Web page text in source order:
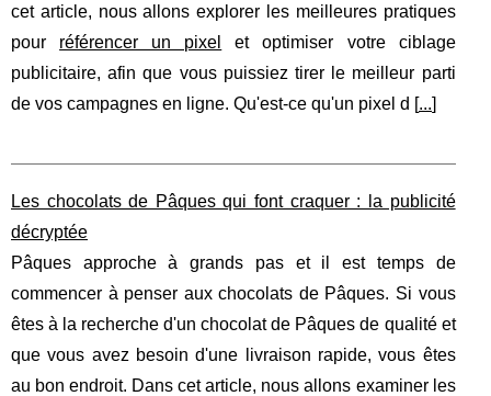
cet article, nous allons explorer les meilleures pratiques
pour référencer un pixel
et optimiser votre ciblage
publicitaire, afin que vous puissiez tirer le meilleur parti
de vos campagnes en ligne. Qu'est-ce qu'un pixel d [...]
Les chocolats de Pâques qui font craquer : la publicité
décryptée
Pâques approche à grands pas et il est temps de
commencer à penser aux chocolats de Pâques. Si vous
êtes à la recherche d'un chocolat de Pâques de qualité et
que vous avez besoin d'une livraison rapide, vous êtes
au bon endroit. Dans cet article, nous allons examiner les